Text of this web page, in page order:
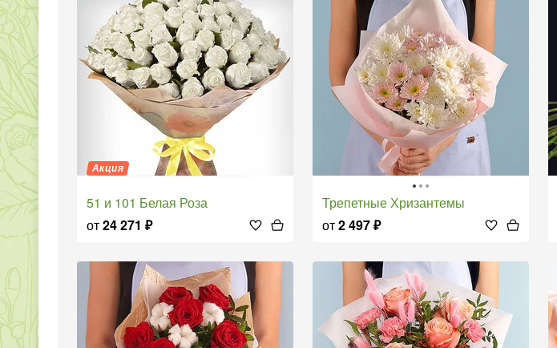
Акция
51 и 101 Белая Роза
от24 271 ₽
Трепетные Хризантемы
от2 497₽